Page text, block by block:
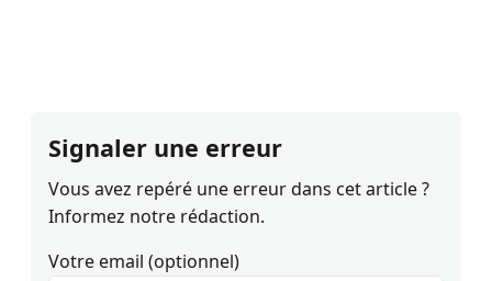
Signaler une erreur
Vous avez repéré une erreur dans cet article ?
Informez notre rédaction.
Votre email (optionnel)